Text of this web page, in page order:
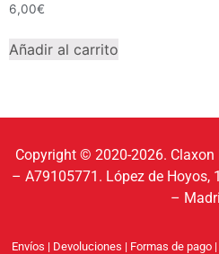
6,00€
Añadir al carrito
Copyright © 2020-2026. Claxon
– A79105771. López de Hoyos,
–
Envíos | Devoluciones | Formas de pago|